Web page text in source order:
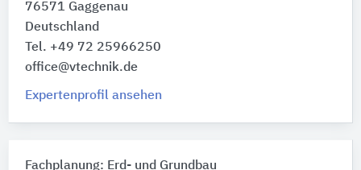
76571 Gaggenau
Deutschland
Tel. +49 72 25966250
office@vtechnik.de
Expertenprofil ansehen
Fachplanung: Erd- und Grundbau